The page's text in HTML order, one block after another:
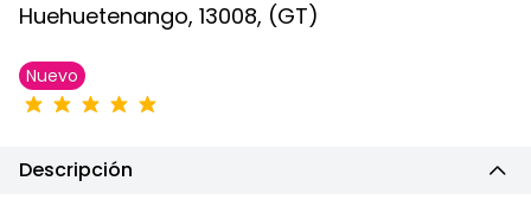
Huehuetenango, 13008, (GT)
Nuevo
Descripción